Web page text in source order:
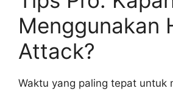
Menggunakan
Attack?
Waktu yang paling tepat untuk